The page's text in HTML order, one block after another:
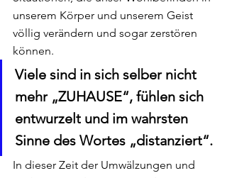
unserem Körper und unserem Geist
völlig verändern und sogar zerstören
können.
Viele sind in sich selber nicht
mehr „ZUHAUSE“, fühlen sich
entwurzelt und im wahrsten
Sinne des Wortes „distanziert“.
In dieser Zeit der Umwälzungen und